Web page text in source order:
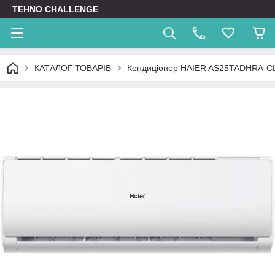
TEHNO CHALLENGE
КАТАЛОГ ТОВАРІВ Кондиціонер HAIER AS25TADHRA-